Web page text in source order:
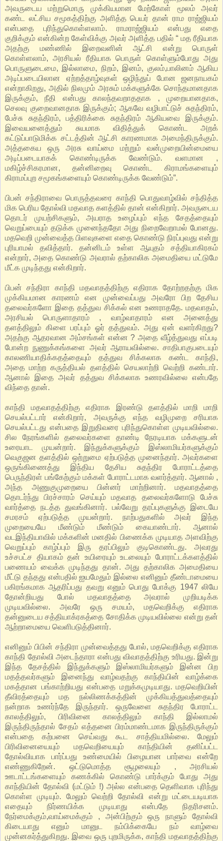
அவருடைய மற்றுமொரு முக்கியமான மேற்கோள் மூலம் அவர்
கண்ட லட்சிய சமூகத்திற்கு அளித்த பெயர் தான் ராம ராஜ்ஜியம்
என்பதை புரிந்துகொள்ளலாம். ராமராஜ்ஜியம் என்பது எதை
குறிக்கும் என்கின்ற கேள்விக்கு அவர் அளித்த பதில் “ மத ரீதியாக
அதற்கு மண்ணில் இறைவனின் ஆட்சி என்று பொருள்
கொள்ளலாம், அரசியல் ரீதியாக பொருள் கொள்ளும்போது அது
பொருளுடைமை, இல்லாமை, நிறம், இனம், குலம்,பாலினம் ஆகிய
அடிப்படையிலான ஏற்றத்தாழ்வுகள் ஒழிந்துப் போன ஜனநாயகம்
என்றாகிறது, அதில் நிலமும் அரசும் மக்களுக்கே சொந்தமானதாக
இருக்கும், நீதி என்பது காலந்தவறாததாக , முறையானதாக,
செலவு குறைவானதாக இருக்கும்; ஆகவே வழிபாட்டுச் சுதந்திரம்,
பேச்சு சுதந்திரம், பத்திரிக்கை சுதந்திரம் ஆகியவை இருக்கும்.
இவையனைத்தும் சுயமாக விதித்துக் கொண்ட அறக்
கட்டுப்பாடுமிக்க சட்டத்தின் ஆட்சி காரணமாக அமைந்திருக்கும்.
அத்தகைய ஒரு அரசு வாய்மை மற்றும் வன்முறையின்மையை
அடிப்படையாகக் கொண்டிருக்க வேண்டும். வளமான ,
மகிழ்ச்சிகரமான, தன்னிறைவு கொண்ட கிராமங்களையும்
கிராமப்புற சமூகங்களையும் கொண்டிருக்க வேண்டும்”.
பிபன் சந்திராவை பொருத்தவரை காந்தி பொதுவாழ்வில் சந்தித்த
மிக பெரிய தோல்வி மதவாத களத்தில் தான் என்கிறார். அவருடைய
தொடர் முயற்சிகளும், அயராத உழைப்பும் எந்த சேதத்தையும்
வெறுப்பையும் தடுக்க முனைந்ததோ அது நிறைவேறாமல் போனது.
மதவெறி முன்வைத்த பிளவுகளை எதை கொண்டு நிரப்புவது என்று
புரியாமல் தவித்தார். தன்னிடம் உள்ள ஆயுதம் சத்தியாகிரகம்
என்றார், அதை கொண்டு அவரால் தற்காலிக அமைதியை மட்டுமே
மீட்க முடிந்தது என்கிறார்.
பிபன் சந்திரா காந்தி மதவாதத்திற்கு எதிராக தோற்றதற்கு மிக
முக்கியமான காரணம் என முன்வைப்பது அவரோ பிற தேசிய
தலைவர்களோ இதை தத்துவ சிக்கல் என உணராததே. மதவாதம்,
அரசியல் பொருளாதாரம் , வாழ்வாதாரம் என அனைத்து
தளத்திலும் கிளை பரப்பும் ஓர் தத்துவம். அது ஏன் வளர்கிறது?
அதற்கு ஆதரவான அம்சங்கள் என்ன ? அதை வீழ்த்துவது எப்படி
போன்ற நுணுக்கங்களை அவர் ஆராயவில்லை. சாதிபாகுபடையும்
காலணியாதிக்கதத்தையும் தத்துவ சிக்கலாக கண்ட காந்தி,
அதை மாற்ற கருத்தியல் தளத்தில் செயலாற்றி வெற்றி கண்டார்.
ஆனால் இதை அவர் தத்துவ சிக்கலாக உணரவில்லை என்பதே
விந்தை தான்.
காந்தி மதவாதத்திற்கு எதிராக இரண்டு தளத்தில் மாறி மாறி
செயல்பட்டார் என்கிறார், அவருக்கு எந்த வழிமுறை சரியாக
செயல்பட்டது என்பதை இறுதிவரை புரிந்துகொள்ள முடியவில்லை.
சில நேரங்களில் தலைவர்களை தாண்டி நேரடியாக மக்களுடன்
உரையாட முயன்றார். இந்துக்களுக்கும் இஸ்லாமியர்களுக்கும்
வெகுஜன தளத்தில் ஒற்றுமை ஏற்படுத்த முனைந்தார். அவர்களை
ஒருங்கிணைத்து இந்திய தேசிய சுதந்திர போராட்டத்தை
பெருந்திரள் பங்கேற்கும் மக்கள் போராட்டமாக வளர்த்தார். ஆனால் ,
அந்த அணுகுமுறையை பின்னர் மாற்றினார். மதவாதத்தை
தொடர்ந்து பிரச்சாரம் செய்யும் மதவாத தலைவர்களோடு பேச்சு
வார்த்தை நடத்த துவங்கினார். பல்வேறு தரப்புகளுக்கு இடையே
சமரசம் ஏற்படுத்த முயன்றார். நாற்பதுகளில் அவர் இந்த
முறையையே மீண்டும் மீண்டும் கையாண்டார். ஆனால்
வடஇந்தியாவில் மக்களின் மனதில் பிணைக்க முடியாத அளவிற்கு
வெறுப்பும் காழ்ப்பும் இரு தரப்பிலும் குடிகொண்டது. அவரது
உச்சபட்ச தியாகம் தன் உயிரையும் உடலையும் போராட்டக்களத்தில்
பணையம் வைக்க முடிந்தது தான். அது தற்காலிக அமைதியை
மீட்டு தந்தது என்பதில் ஐயமேதும் இல்லை எனினும் தீண்டாமையை
பகிரங்கமாக ஆதரிப்பது தவறு எனும் பொது போக்கு 1947 லியே
தோன்றியது போல் மதவாதத்தை அவரால் முறியடிக்க
முடியவில்லை. அவரே ஒரு சமயம், மதவெறிக்கு எதிராக
தன்னுடைய சத்தியாக்ரகத்தை சோதிக்க முடியவில்லை என்று தன்
ஆற்றாமையை வெளிபடுத்தினார்.
எனினும் பிபின் சந்திரா முன்வைத்தது போல், மதவெறிக்கு எதிராக
காந்தி தோல்வி அடைந்தாரா என்பது விவாதத்திற்கு உரியது. இன்று
இந்த தேசத்தில் இந்துக்களும் இஸ்லாமியர்களும் இன்ன பிற
மதத்தவர்களும் இனைந்து வாழ்வதற்கு காந்தியின் வாழ்க்கை
மகத்தான பங்காற்றியது என்பதை மறுக்கமுடியாது. மதவெறியின்
தீவிரத்தையும் மத நல்லிணக்கத்தின் முக்கியத்துவத்தையும்
நன்றாக உணர்ந்தே இருந்தார். ஒருவேளை சுதந்திர போராட்ட
காலத்திலும், பிரிவினை காலத்திலும் காந்தி இல்லாமல்
இருந்திருந்தால் சேதம் எத்தனை பிரம்மாண்டமாக இருந்திருக்கும்
என்பதை கற்பனை செய்வது கூட சாத்தியமில்லை. மேலும்
பிரிவினையையும் மதவெறியையும் காந்தியின் தனிப்பட்ட
தோல்வியாக பார்ப்பது உண்மையில் பிழையான பார்வை என்றே
எண்ணுகிறேன். ஒட்டுமொத்த சூழலையும் , அரசியல்
ஊடாட்டங்களையும் கணக்கில் கொண்டு பார்க்கும் போது அது
காந்தியின் தோல்வி (மட்டும் !) அல்ல என்பதை தெளிவாக புரிந்து
கொள்ள முடியும். மேலும் வெற்றி தோல்வி என்று மட்டையடியாக
எதையும் நிர்ணயிக்க முடியாது என்பதே நிதரிசனம்.
நேர்மைக்கும்,வாய்மைக்கும் , அன்பிற்கும் ஒரு நாளும் தோல்வி
கிடையாது எனும் மானுட நம்பிக்கையே நம் வாழ்வை
முன்னகர்த்துகிறது. இவை ஒரு புறமிருக்க, காந்தி மதவாதத்திற்கு